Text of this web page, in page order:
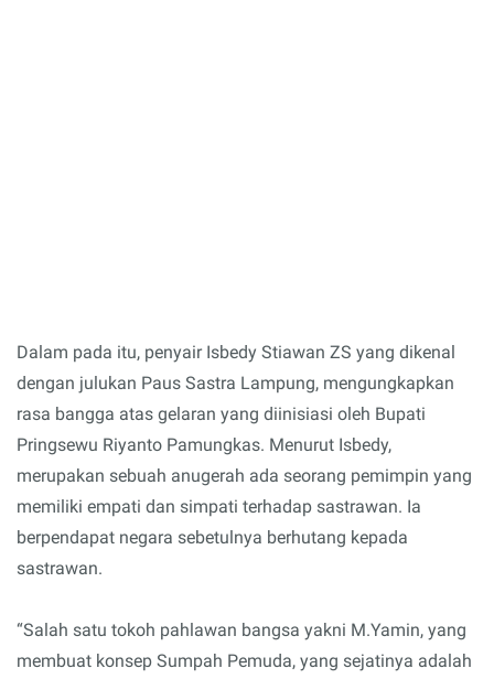
Dalam pada itu, penyair Isbedy Stiawan ZS yang dikenal
dengan julukan Paus Sastra Lampung, mengungkapkan
rasa bangga atas gelaran yang diinisiasi oleh Bupati
Pringsewu Riyanto Pamungkas. Menurut Isbedy,
merupakan sebuah anugerah ada seorang pemimpin yang
memiliki empati dan simpati terhadap sastrawan. Ia
berpendapat negara sebetulnya berhutang kepada
sastrawan.
“Salah satu tokoh pahlawan bangsa yakni M.Yamin, yang
membuat konsep Sumpah Pemuda, yang sejatinya adalah